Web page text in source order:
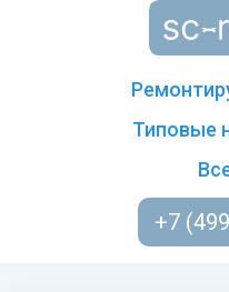
Типовые
+7